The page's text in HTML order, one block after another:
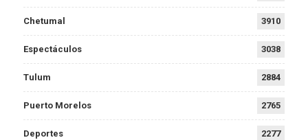
Chetumal 3910
Espectáculos 3038
Tulum 2884
Puerto Morelos 2765
Deportes 2277